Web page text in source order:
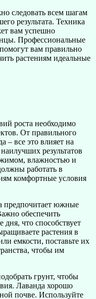
следовать всем шагам
результата. Техника
вам успешно
Профессиональные
вам правильно
растениям идеальные
роста необходимо
От правильного
– все это влияет на
результатов
влажностью и
работать в
комфортные условия
предпочитает южные
обеспечить
дня, что способствует
растения в
емкости, поставьте их
чтобы им
грунт, чтобы
Лаванда хорошо
почве. Используйте